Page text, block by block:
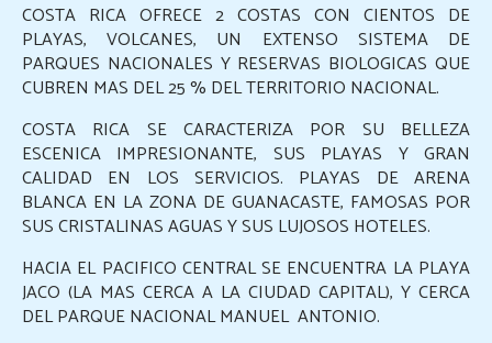
Viajes Exclusivos
Hoteles
Reserva On Line
Informacion Turistica
COSTA RICA OFRECE 2 COSTAS CON CIENTOS DE
PLAYAS, VOLCANES, UN EXTENSO SISTEMA DE
PARQUES NACIONALES Y RESERVAS BIOLOGICAS QUE
CUBREN MAS DEL 25 % DEL TERRITORIO NACIONAL.
COSTA RICA SE CARACTERIZA POR SU BELLEZA
ESCENICA IMPRESIONANTE, SUS PLAYAS Y GRAN
CALIDAD EN LOS SERVICIOS. PLAYAS DE ARENA
BLANCA EN LA ZONA DE GUANACASTE, FAMOSAS POR
SUS CRISTALINAS AGUAS Y SUS LUJOSOS HOTELES.
HACIA EL PACIFICO CENTRAL SE ENCUENTRA LA PLAYA
JACO (LA MAS CERCA A LA CIUDAD CAPITAL), Y CERCA
DEL PARQUE NACIONAL MANUEL ANTONIO.